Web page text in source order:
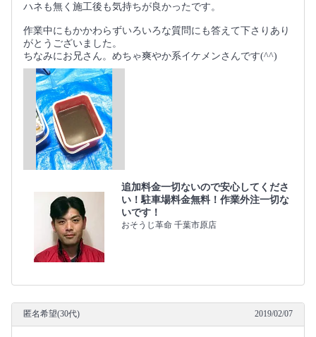
ハネも無く施工後も気持ちが良かったです。
作業中にもかかわらずいろいろな質問にも答えて下さりあり
がとうございました。
ちなみにお兄さん。めちゃ爽やか系イケメンさんです(^^)
追加料金一切ないので安心してくださ
い！駐車場料金無料！作業外注一切な
いです！
おそうじ革命 千葉市原店
匿名希望(30代) 2019/02/07